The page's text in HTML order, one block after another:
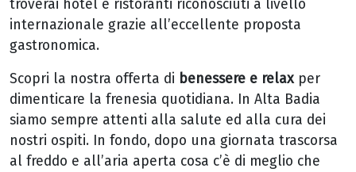
troverai hotel e ristoranti riconosciuti a livello
internazionale grazie all’eccellente proposta
gastronomica.
Scopri la nostra offerta di benessere e relaxper
dimenticare la frenesia quotidiana. In Alta Badia
siamo sempre attenti alla salute ed alla cura dei
nostri ospiti. In fondo, dopo una giornata trascorsa
al freddo e all’aria aperta cosa c’è di meglio che